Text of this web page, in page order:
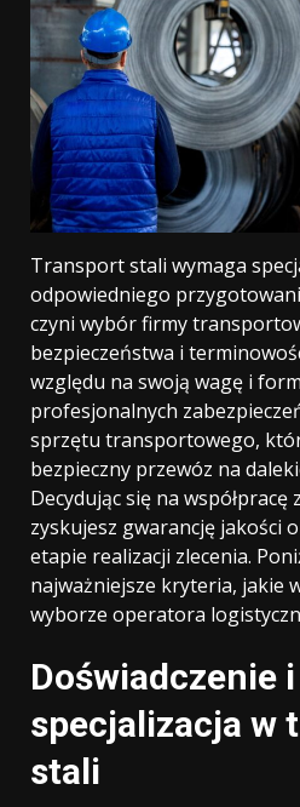
Transport stali wymaga
odpowiedniego
czyni wybór firmy
bezpieczeństwa i
względu na swoją wagę i
profesjonalnych
sprzętu transportowego,
bezpieczny przewóz na
Decydując się na współpracę
zyskujesz gwarancję jakości
etapie realizacji zlecenia.
najważniejsze kryteria, jakie
wyborze operatora
Doświadczenie i
specjalizacja w
stali